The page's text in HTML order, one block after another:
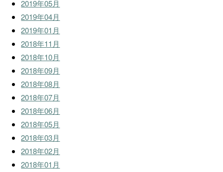
2019年05月
2019年04月
2019年01月
2018年11月
2018年10月
2018年09月
2018年08月
2018年07月
2018年06月
2018年05月
2018年03月
2018年02月
2018年01月